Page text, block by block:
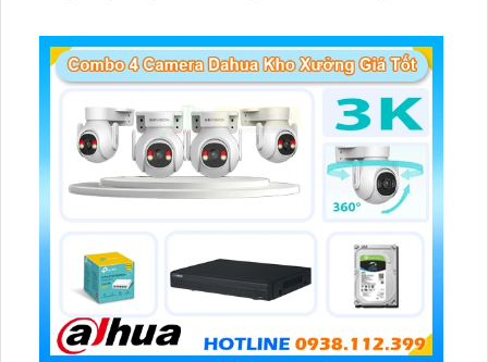
giám sát có màu vào ban đêm